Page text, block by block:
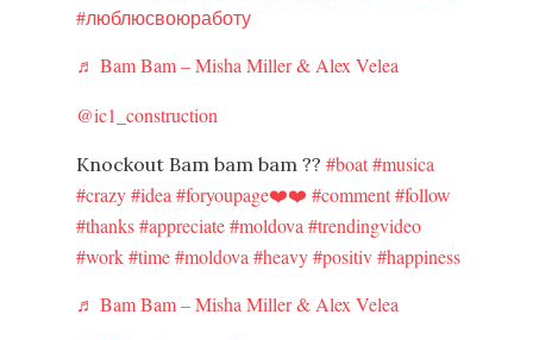
#люблюсвоюработу
♬ Bam Bam – Misha Miller & Alex Velea
@ic1_construction
Knockout Bam bam bam ?? #boat#musica
#crazy#idea #foryoupage❤️❤️ #comment#follow
#thanks#appreciate#moldova #trendingvideo
#work#time#moldova #heavy#positiv#happiness
♬ Bam Bam – Misha Miller & Alex Velea